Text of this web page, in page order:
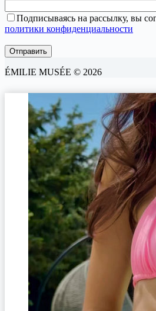
Подписываясь на рассылку, вы
политики конфиденциальности
ÉMILIE MUSÉE © 2026